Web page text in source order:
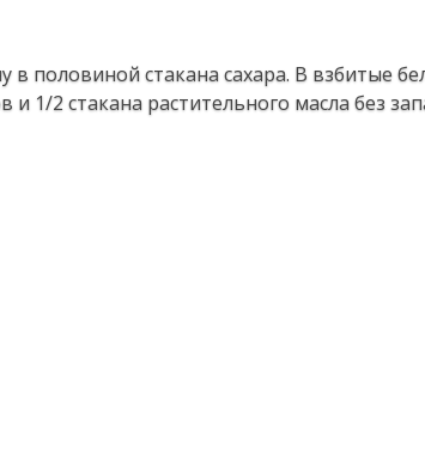
в половиной стакана сахара. В взбитые
1/2 стакана растительного масла без